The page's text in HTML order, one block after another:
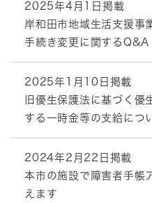
2025年4月1日掲載
岸和田市地域生活支援事
手続き変更に関するQ&A
2025年1月10日掲載
旧優生保護法に基づく優
する一時金等の支給につ
2024年2月22日掲載
本市の施設で障害者手帳
えます